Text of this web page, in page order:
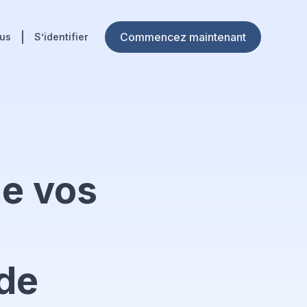
S’identifier Commencez maintenant
vos